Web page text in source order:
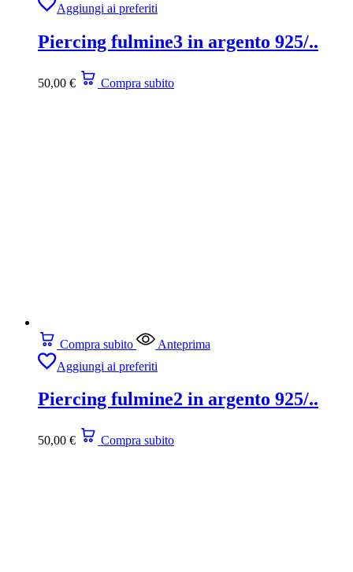
Aggiungi ai preferiti
Piercing fulmine3 in argento 925/..
50,00 € Compra subito
Compra subito
Anteprima
Aggiungi ai preferiti
Piercing fulmine2 in argento 925/..
50,00 € Compra subito